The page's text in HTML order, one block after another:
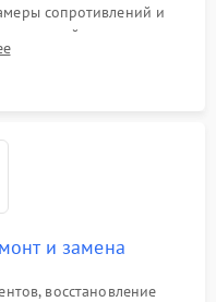
сопротивлений и
цепей питания,
и видеочипа.
и замена
восстановление